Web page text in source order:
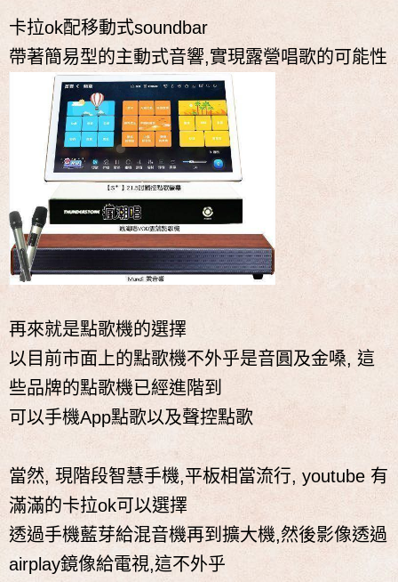
卡拉ok配移動式soundbar
帶著簡易型的主動式音響,實現露營唱歌的可能性
再來就是點歌機的選擇
以目前市面上的點歌機不外乎是音圓及金嗓, 這
些品牌的點歌機已經進階到
可以手機App點歌以及聲控點歌
當然, 現階段智慧手機,平板相當流行, youtube 有
滿滿的卡拉ok可以選擇
透過手機藍芽給混音機再到擴大機,然後影像透過
airplay鏡像給電視,這不外乎